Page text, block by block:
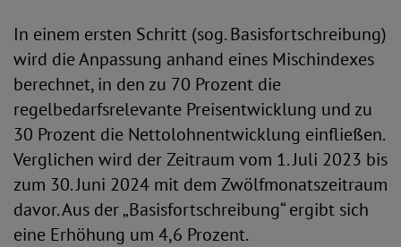
In einem ersten Schritt (sog. Basisfortschreibung)
wird die Anpassung anhand eines Mischindexes
berechnet, in den zu 70 Prozent die
regelbedarfsrelevante Preisentwicklung und zu
30 Prozent die Nettolohnentwicklung einfließen.
Verglichen wird der Zeitraum vom 1. Juli 2023 bis
zum 30. Juni 2024 mit dem Zwölfmonatszeitraum
davor. Aus der „Basisfortschreibung“ ergibt sich
eine Erhöhung um 4,6 Prozent.